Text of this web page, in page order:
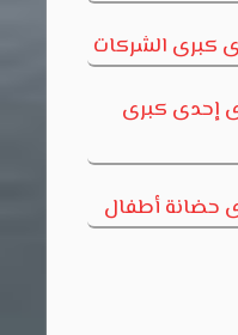
كبرى الشركات
إحدى كبرى
حضانة أطفال